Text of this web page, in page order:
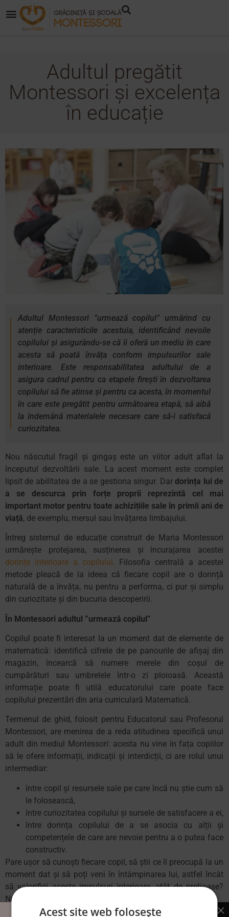
Adultul pregătit
Montessori și excelența
în educație
Adultul Montessori ”urmează copilul” urmărind cu
atenție caracteristicile acestuia, identificând nevoile
copilului și asigurându-se că îi oferă un mediu în care
acesta să poată învăța conform impulsurilor sale
interioare. Este responsabilitatea adultului de a
asigura cadrul pentru ca etapele firești în dezvoltarea
copilului să fie atinse și pentru ca acesta, în momentul
în care este pregătit pentru următoarea etapă, să aibă
la îndemână materialele necesare care să-i satisfacă
curiozitatea.
Nou născutul fragil și gingaș este un viitor adult aflat la
începutul dezvoltării sale. La acest moment este complet
lipsit de abilitatea de a se gestiona singur. Dardorința lui de
a se descurca prin forțe proprii reprezintă cel mai
important motor pentru toate achizițiile sale în primii ani de
viață, de exemplu, mersul sau învățarea limbajului.
Întreg sistemul de educație construit de Maria Montessori
urmărește protejarea, susținerea și încurajarea acestei
dorințe interioare a copilului. Filosofia centrală a acestei
metode pleacă de la ideea că fiecare copil are o dorință
naturală de a învăța, nu pentru a performa, ci pur și simplu
din curiozitate și din bucuria descoperirii.
În Montessori adultul ”urmează copilul”
Copilul poate fi interesat la un moment dat de elemente de
matematică: identifică cifrele de pe panourile de afișaj din
magazin, încearcă să numere merele din coșul de
cumpărături sau umbrelele într-o zi ploioasă. Această
informație poate fi utilă educatorului care poate face
copilului prezentări din aria curriculară Matematică.
Termenul de ghid, folosit pentru Educatorul sau Profesorul
Montessori, are menirea de a reda atitudinea specifică unui
adult din mediul Montessori: acesta nu vine în fața copiilor
să le ofere informații, indicații și interdicții, ci are rolul unui
intermediar:
între copil și resursele sale pe care încă nu știe cum să
le folosească,
între curiozitatea copilului și sursele de satisfacere a ei,
între dorința copilului de a se asocia cu alții și
competențele de care are nevoie pentru a o putea face
constructiv.
Pare ușor să cunoști fiecare copil, să știi ce îl preocupă la un
moment dat și să poți veni în întâmpinarea lui, astfel încât
să valorifici aceste impulsuri interioare, atât de prețioase?
Nu chiar.
Acest site web folosește